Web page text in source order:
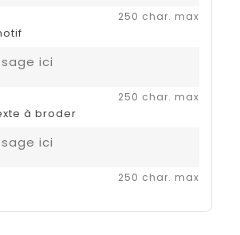
250 char. max
250 char. max
à broder
250 char. max